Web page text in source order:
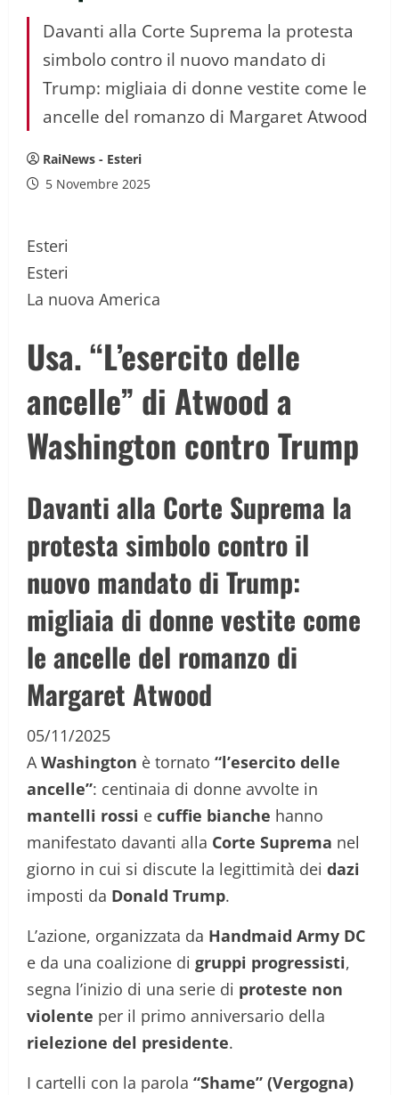
Davanti alla Corte Suprema la protesta
simbolo contro il nuovo mandato di
Trump: migliaia di donne vestite come le
ancelle del romanzo di Margaret Atwood
RaiNews - Esteri
5 Novembre 2025
Esteri
Esteri
La nuova America
Usa. “L’esercito delle
ancelle” di Atwood a
Washington contro Trump
Davanti alla Corte Suprema la
protesta simbolo contro il
nuovo mandato di Trump:
migliaia di donne vestite come
le ancelle del romanzo di
Margaret Atwood
05/11/2025
AWashington è tornato “l’esercito delle
ancelle”: centinaia di donne avvolte in
mantelli rossi e cuffie bianche hanno
manifestato davanti alla Corte Suprema nel
giorno in cui si discute la legittimità dei dazi
imposti da Donald Trump.
L’azione, organizzata da Handmaid Army DC
e da una coalizione di gruppi progressisti,
segna l’inizio di una serie di proteste non
violente per il primo anniversario della
rielezione del presidente.
I cartelli con la parola “Shame” (Vergogna)